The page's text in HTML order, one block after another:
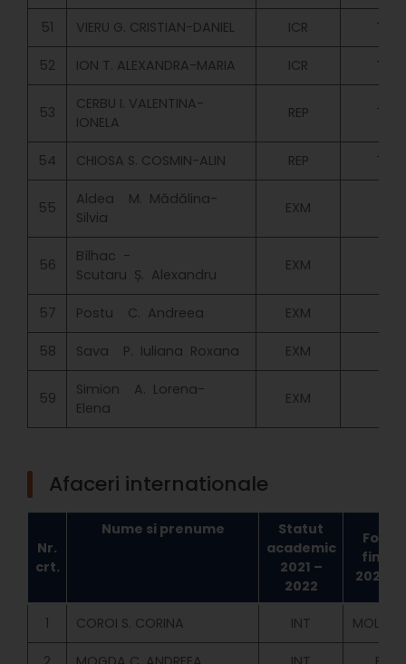
51 VIERU G. CRISTIAN-DANIEL ICR
52 ION T. ALEXANDRA-MARIA ICR
53
CERBU I. VALENTINA-
IONELA
REP
54 CHIOSA S. COSMIN-ALIN REP
55
Aldea M. Mădălina-
Silvia
EXM
56
Bîlhac -
Scutaru Ș. Alexandru
EXM
57 Postu C. Andreea EXM
58 Sava P. Iuliana Roxana EXM
59
Simion A. Lorena-
Elena
EXM
Afaceri internationale
Nr.
crt.
Nume si prenume
Statut
academic
2021 –
2022
2022 –
1 COROI S. CORINA INT